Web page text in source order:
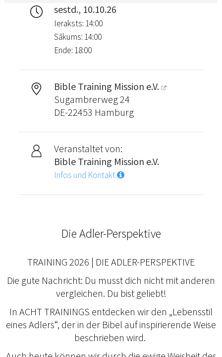
sestd., 10.10.26
Ieraksts: 14:00
Sākums: 14:00
Ende: 18:00
Bible Training Mission e.V.
Sugambrerweg 24
DE-22453 Hamburg
Veranstaltet von:
Bible Training Mission e.V.
Infos und Kontakt
Die Adler-Perspektive
TRAINING 2026 | DIE ADLER-PERSPEKTIVE
Die gute Nachricht: Du musst dich nicht mit anderen
vergleichen. Du bist geliebt!
In ACHT TRAININGS entdecken wir den „Lebensstil
eines Adlers“, der in der Bibel auf inspirierende Weise
beschrieben wird.